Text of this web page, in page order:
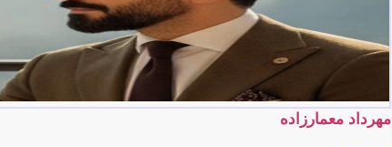
مهرداد معمارزاده